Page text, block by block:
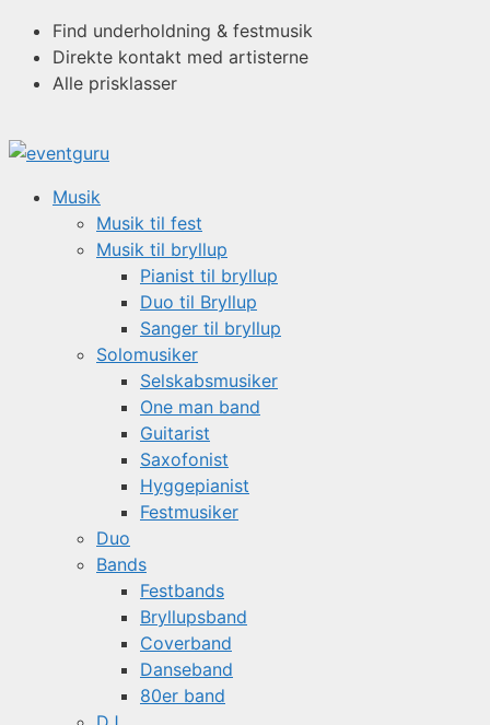
Hop
indhold
Find underholdning & festmusik
Direkte kontakt med artisterne
Alle prisklasser
Musik
Musik til fest
Musik til bryllup
Pianist til bryllup
Duo til Bryllup
Sanger til bryllup
Solomusiker
Selskabsmusiker
One man band
Guitarist
Saxofonist
Hyggepianist
Festmusiker
Duo
Bands
Festbands
Bryllupsband
Coverband
Danseband
80er band